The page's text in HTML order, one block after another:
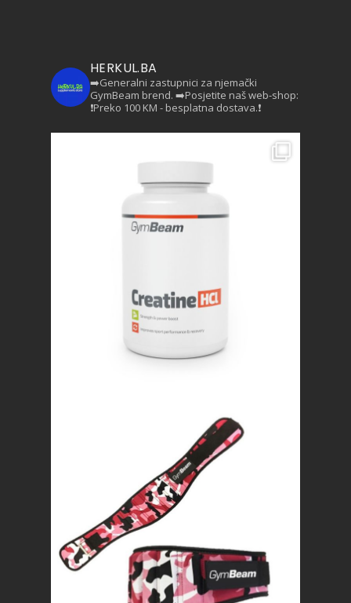
HERKUL.BA
➡️Generalni zastupnici za njemački
GymBeam brend. ➡️Posjetite naš web-shop:
❗Preko 100 KM - besplatna dostava.❗